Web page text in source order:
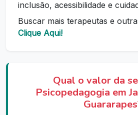
inclusão, acessibilidade e
Buscar mais terapeutas e
Clique Aqui!
Qual o valor da
Psicopedagogia em